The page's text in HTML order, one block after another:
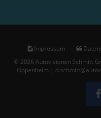
Impressum
© 2026 Autovisionen Schmitt
Oppenheim |